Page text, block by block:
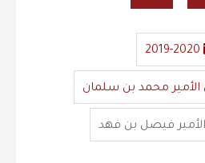
2019-2020
محمد بن سلمان
فيصل بن فهد